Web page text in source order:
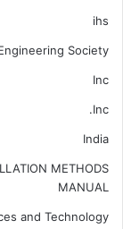
ihs
Society
Inc
Inc.
India
METHODS
MANUAL
and Technology